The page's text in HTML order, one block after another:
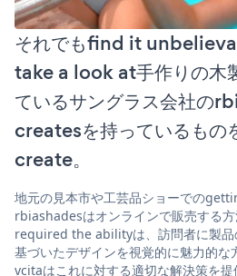
それでもfind it
take a look at手作りの木
ているサングラス会社の
createsを持っているも
create。
地元の見本市や工芸品ショーでの
rbiashadesはオンラインで販売する方
required the abilityは、訪問者に製品
基づいたデザインを視覚的に魅力的な
vcitaはこれに対する適切な解決策を